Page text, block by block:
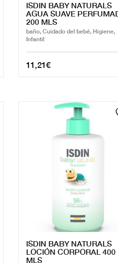
ISDIN BABY NATURALS
AGUA SUAVE
200 MLS
baño, Cuidado del bebé, Higiene,
Infantil
11,21€
ISDIN BABY NATURALS
LOCIÓN CORPORAL 400
MLS